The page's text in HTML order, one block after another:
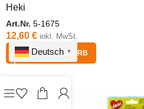
Heki
Art.Nr. 5-1675
12,60 € inkl. MwSt.
IN DEN WARENKORB
Deutsch ▼